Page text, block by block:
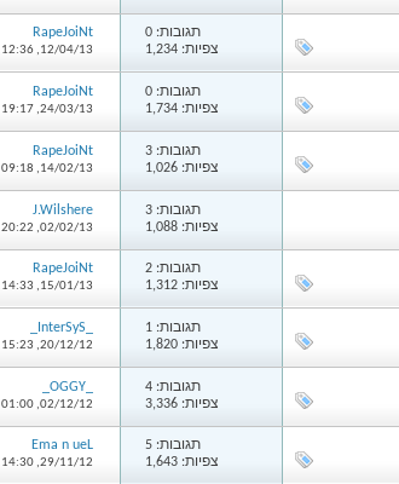
תגובות: 0
צפיות: 1,234
RapeJoiNt
12/04/13,
12:36
תגובות: 0
צפיות: 1,734
RapeJoiNt
24/03/13,
19:17
תגובות: 3
צפיות: 1,026
RapeJoiNt
14/02/13,
09:18
תגובות: 3
צפיות: 1,088
J.Wilshere
02/02/13,
20:22
תגובות: 2
צפיות: 1,312
RapeJoiNt
15/01/13,
14:33
תגובות: 1
צפיות: 1,820
20/12/12,
15:23
תגובות: 4
צפיות: 3,336
_OGGY_
02/12/12,
01:00
תגובות: 5
צפיות: 1,643
Ema n ueL
29/11/12,
14:30